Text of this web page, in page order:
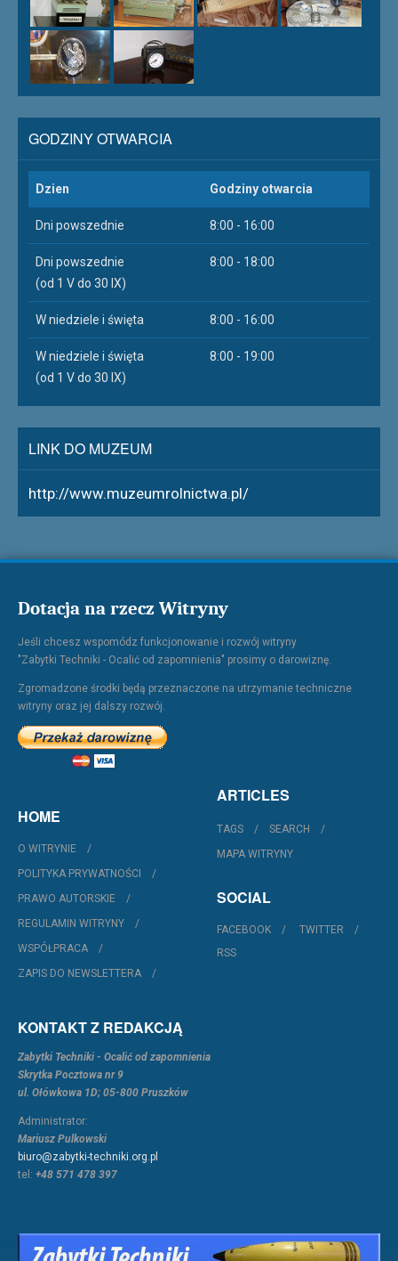
GODZINY OTWARCIA
Dzien Godziny otwarcia
Dni powszednie 8:00 - 16:00
Dni powszednie
(od 1 V do 30 IX)
8:00 - 18:00
W niedziele i święta 8:00 - 16:00
W niedziele i święta
(od 1 V do 30 IX)
8:00 - 19:00
LINK DO MUZEUM
http://www.muzeumrolnictwa.pl/
Dotacja na rzecz Witryny
Jeśli chcesz wspomódz funkcjonowanie i rozwój witryny
"Zabytki Techniki - Ocalić od zapomnienia" prosimy o darowiznę.
Zgromadzone środki będą przeznaczone na utrzymanie techniczne
witryny oraz jej dalszy rozwój.
HOME
O WITRYNIE
POLITYKA PRYWATNOŚCI
PRAWO AUTORSKIE
REGULAMIN WITRYNY
WSPÓŁPRACA
ZAPIS DO NEWSLETTERA
ARTICLES
TAGS
SEARCH
MAPA WITRYNY
SOCIAL
FACEBOOK
TWITTER
RSS
KONTAKT Z REDAKCJĄ
Zabytki Techniki - Ocalić od zapomnienia
Skrytka Pocztowa nr 9
ul. Ołówkowa 1D; 05-800 Pruszków
Administrator:
Mariusz Pulkowski
biuro@zabytki-techniki.org.pl
tel: +48 571 478 397